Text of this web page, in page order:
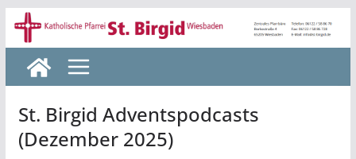
Zum
Inhalt
springen
St. Birgid Adventspodcasts
(Dezember 2025)